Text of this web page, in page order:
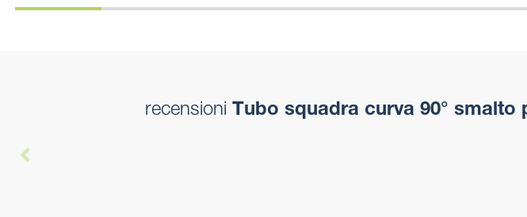
recensioni Tubo squadra curva 90°